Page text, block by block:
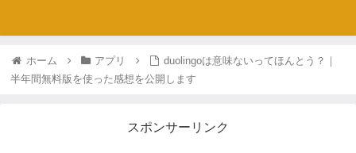
ホーム アプリ
duolingoは意味ないってほんとう？｜
半年間無料版を使った感想を公開します
スポンサーリンク